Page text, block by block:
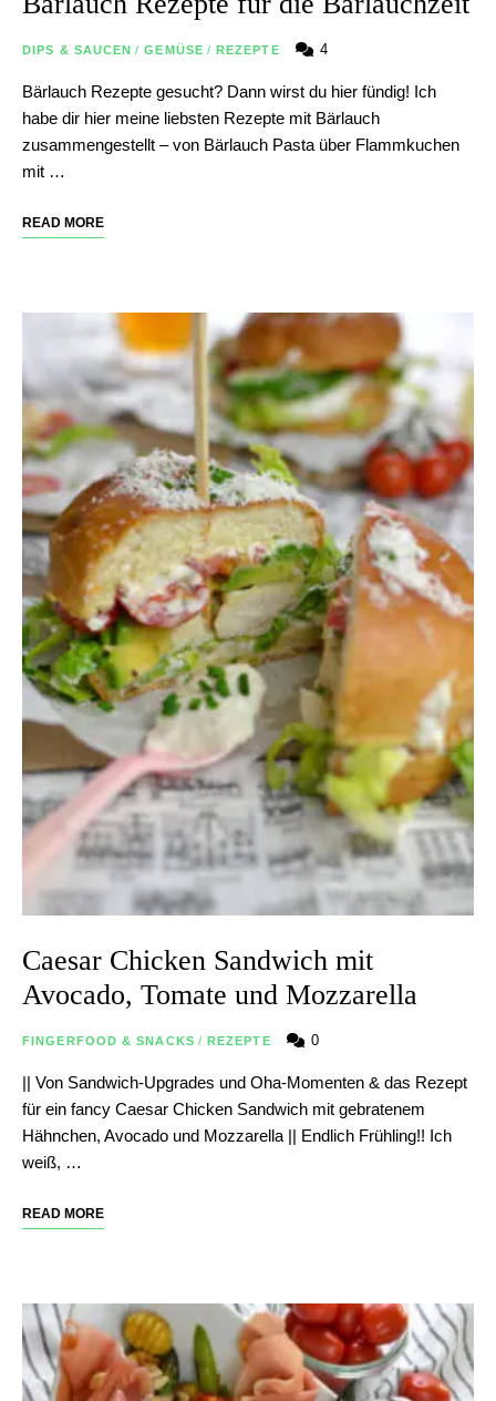
DIPS & SAUCEN / GEMÜSE / REZEPTE 4
Bärlauch Rezepte gesucht? Dann wirst du hier fündig! Ich
habe dir hier meine liebsten Rezepte mit Bärlauch
zusammengestellt – von Bärlauch Pasta über Flammkuchen
mit …
READ MORE
Caesar Chicken Sandwich mit
Avocado, Tomate und Mozzarella
FINGERFOOD & SNACKS / REZEPTE 0
|| Von Sandwich-Upgrades und Oha-Momenten & das Rezept
für ein fancy Caesar Chicken Sandwich mit gebratenem
Hähnchen, Avocado und Mozzarella || Endlich Frühling!! Ich
weiß, …
READ MORE